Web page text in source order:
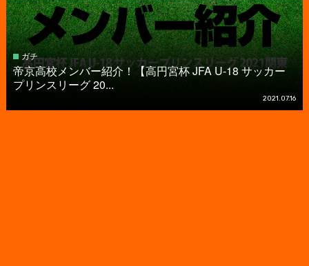
ガチ
帝京高校メンバー紹介！【高円宮杯 JFA U-18 サッカー
プリンスリーグ 20...
2021.07.16